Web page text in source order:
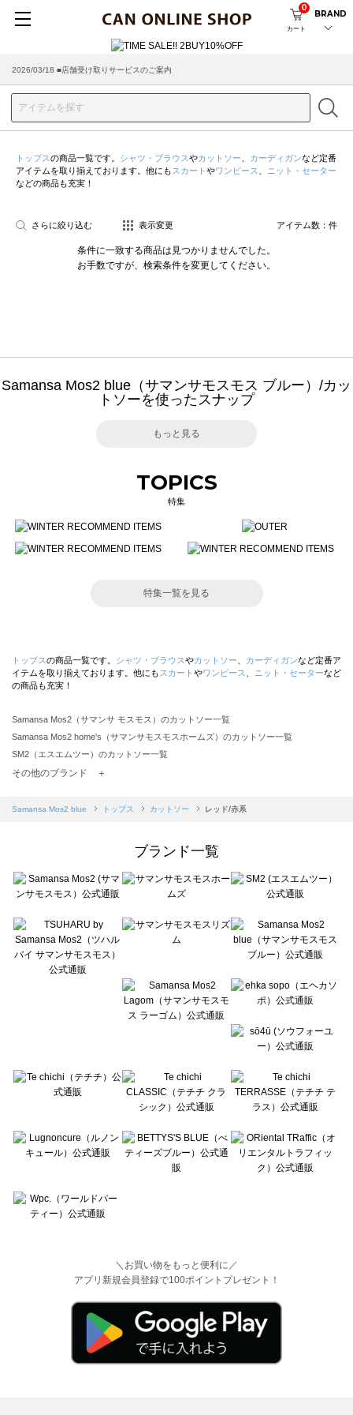
カート
0
BRAND
2026/03/18 ■店舗受け取りサービスのご案内
トップスの商品一覧です。 シャツ・ブラウスやカットソー カーディガンなど定番
アイテムを取り揃えております。他にも スカート やワンピース
ニット・セーター
などの商品も充実！
さらに絞り込む 表示変更 アイテム数： 件
条件に一致する商品は見つかりませんでした。
お手数ですが、検索条件を変更してください。
Samansa Mos2 blue（サマンサモスモス ブルー）/カッ
トソーを使ったスナップ
もっと見る
TOPICS
特集
特集一覧を見る
トップスの商品一覧です。 シャツ・ブラウスやカットソー カーディガンなど定番ア
イテムを取り揃えております。他にも スカート やワンピース ニット・セーターなど
の商品も充実！
Samansa Mos2（サマンサ モスモス）のカットソー一覧
Samansa Mos2 home's（サマンサモスモスホームズ）のカットソー一覧
SM2（エスエムツー）のカットソー一覧
TSUHARU by Samansa Mos2（ツハルバイサマンサモスモス）のカットソー一覧
Samansa Mos2 blue（サマンサモスモス ブルー）のカットソー一覧
sō4ū（ソウフォーユー）のカットソー一覧
Te chichi（テチチ）のカットソー一覧
Te chichi CLASSIC（テチチ クラシック）のカットソー一覧
Lugnoncure（ルノンキュール）のカットソー一覧
BETTY'S BLUE（べティーズブルー）のカットソー一覧
Wpc.（ワールドパーティー）のカットソー一覧
その他のブランド ＋
Samansa Mos2 blue トップス カットソー レッド/赤系
ブランド一覧
＼お買い物をもっと便利に／
アプリ新規会員登録で100ポイントプレゼント！